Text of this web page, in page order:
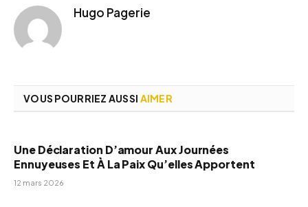
Hugo Pagerie
VOUS POURRIEZ AUSSI AIMER
Une Déclaration D’amour Aux Journées
Ennuyeuses Et À La Paix Qu’elles Apportent
12 mars 2026